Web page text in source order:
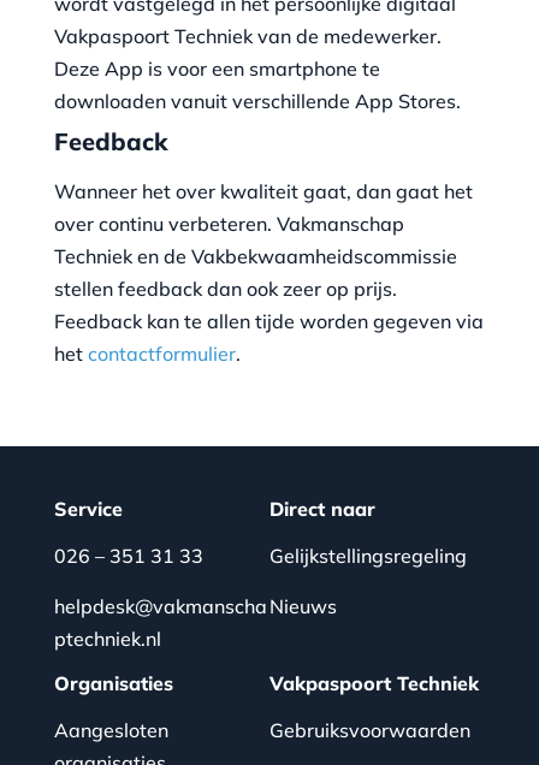
Service
026 – 351 31 33
helpdesk@vakmanscha
ptechniek.nl
Direct naar
Gelijkstellingsregeling
Nieuws
Organisaties
Aangesloten
Vakpaspoort Techniek
Gebruiksvoorwaarden